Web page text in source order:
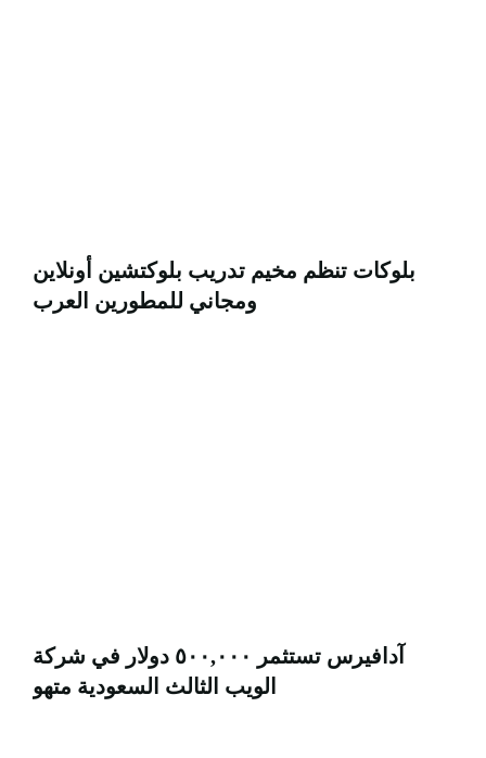
بلوكات تنظم مخيم تدريب بلوكتشين أونلاين
ومجاني للمطورين العرب
آدافيرس تستثمر ٥٠٠,٠٠٠ دولار في شركة
الويب الثالث السعودية متهو